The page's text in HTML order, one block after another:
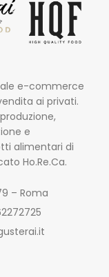
e-commerce
ai privati.
e
alimentari di
Ho.Re.Ca.
– Roma